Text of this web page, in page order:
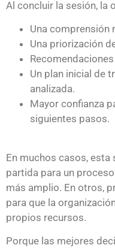
Al concluir la sesión, la
Una comprensión
Una priorización
Un plan inicial de
analizada.
Mayor confianza
siguientes pasos.
En muchos casos,
partida para un
más amplio. En otros,
para que la
propios recursos.
Porque las mejores